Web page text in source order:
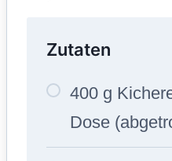
Zutaten
400 g
Dose